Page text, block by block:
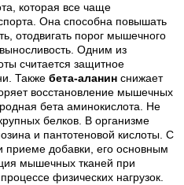
которая все чаще
Она способна повышать
отодвигать порог мышечного
Одним из
считается защитное
Также бета-аланин снижает
восстановление мышечных
бета аминокислота. Не
белков. В организме
и пантотеновой кислоты. С
добавки, его основным
мышечных тканей при
физических нагрузок.